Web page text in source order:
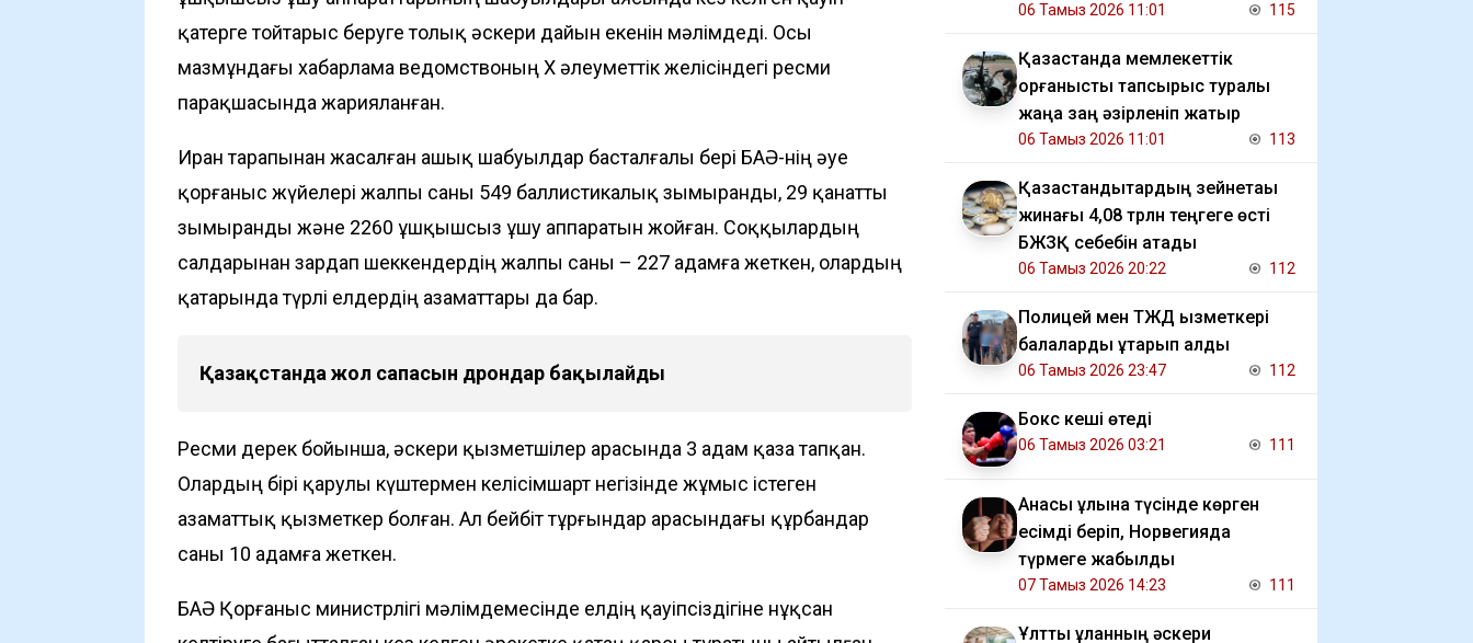
қатерге тойтарыс беруге толық әскери дайын екенін мәлімдеді. Осы
мазмұндағы хабарлама ведомствоның Х әлеуметтік желісіндегі ресми
парақшасында жарияланған.
Иран тарапынан жасалған ашық шабуылдар басталғалы бері БАӘ-нің әуе
қорғаныс жүйелері жалпы саны 549 баллистикалық зымыранды, 29 қанатты
зымыранды және 2260 ұшқышсыз ұшу аппаратын жойған. Соққылардың
салдарынан зардап шеккендердің жалпы саны – 227 адамға жеткен, олардың
қатарында түрлі елдердің азаматтары да бар.
Қазақстанда жол сапасын дрондар бақылайды
Ресми дерек бойынша, әскери қызметшілер арасында 3 адам қаза тапқан.
Олардың бірі қарулы күштермен келісімшарт негізінде жұмыс істеген
азаматтық қызметкер болған. Ал бейбіт тұрғындар арасындағы құрбандар
саны 10 адамға жеткен.
БАӘ Қорғаныс министрлігі мәлімдемесінде елдің қауіпсіздігіне нұқсан
06 Тамыз 2026 11:01 115
Қазақстанда мемлекеттік
қорғаныстық тапсырыс туралы
жаңа заң әзірленіп жатыр
06 Тамыз 2026 11:01 113
Қазақстандықтардың зейнетақы
жинағы 4,08 трлн теңгеге өсті
БЖЗҚ себебін атады
06 Тамыз 2026 20:22 112
Полицей мен ТЖД қызметкері
балаларды құтқарып қалды
06 Тамыз 2026 23:47 112
Бокс кеші өтеді
06 Тамыз 2026 03:21 111
Анасы ұлына түсінде көрген
есімді беріп, Норвегияда
түрмеге жабылды
07 Тамыз 2026 14:23 111
Ұлттық ұланның әскери